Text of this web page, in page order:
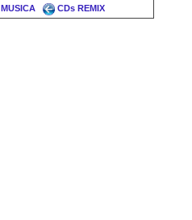
MUSICA CDs REMIX